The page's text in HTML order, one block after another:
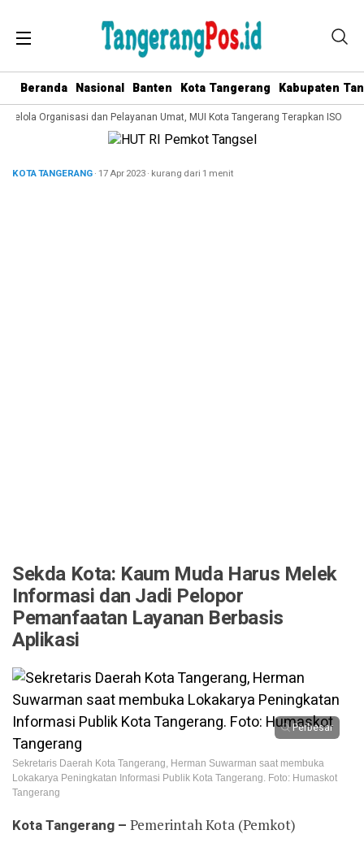
Beranda Nasional Banten Kota Tangerang Kabupaten
Organisasi dan Pelayanan Umat, MUI Kota Tangerang Terapkan ISO
KOTA TANGERANG· 17 Apr 2023· kurang dari 1 menit
Sekda Kota: Kaum Muda Harus Melek
Informasi dan Jadi Pelopor
Pemanfaatan Layanan Berbasis
Aplikasi
Perbesar
Sekretaris Daerah Kota Tangerang, Herman Suwarman saat membuka
Lokakarya Peningkatan Informasi Publik Kota Tangerang. Foto: Humaskot
Tangerang
Kota Tangerang – Pemerintah Kota (Pemkot)